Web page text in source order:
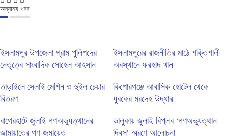
অন্যান্য খবর
ইসলামপুর উপজেলা গ্রাম পুলিশদের
নেতৃত্বে সাংবাদিক সোহেল আহসান
ইসলামপুরের রাজনীতির মাঠে শক্তিশালী
অবস্থানে ফরহাদ খান
তাড়াইলে সেলাই মেশিন ও হুইল চেয়ার
বিতরণ
কিশোরগঞ্জে আবাসিক হোটেল থেকে
যুবকের মরদেহ উদ্ধার
বাগেরহাটে জুলাই গণঅভ্যুত্থানের
জামায়াতের গণ জমায়েত
ভালুকায় জুলাই বিপ্লব ‘গণঅভ্যুত্থান
দিবস’ স্মরণে আলোচনা